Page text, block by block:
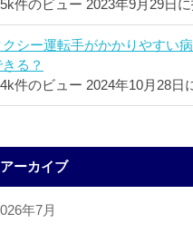
件のビュー 2023年9月29日
クシー運転手がかかりやすい
る？
件のビュー 2024年10月28日
アーカイブ
年7月